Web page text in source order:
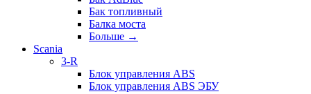
Бак топливный
Балка моста
Больше →
Scania
3-R
Блок управления ABS
Блок управления ABS ЭБУ